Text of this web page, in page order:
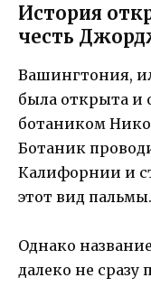
История
честь
Вашингтония,
была открыта и
ботаником
Ботаник
Калифорнии и
этот вид пальмы.
Однако
далеко не сразу